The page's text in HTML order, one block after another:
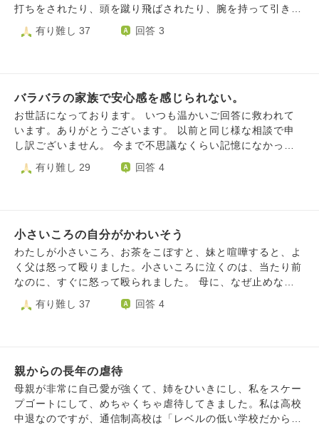
今からでも家を出れば良いのですが、私は発達障害で障害者
無く、仮にあったとしても障害者雇用の安い給料では一人暮
打ちをされたり、頭を蹴り飛ばされたり、腕を持って引きず
られたりしました。 良いことをすると睨まれ、あなたは本
当に悪い子ね、おまえは本当にダメだと言われたり。 40歳
かのように話してきます。「わたしたちは何もなくて平和よ
ね」だそうです。
有り難し 37 回答 3
バラバラの家族で安心感を感じられない。
お世話になっております。 いつも温かいご回答に救われて
います。ありがとうございます。 以前と同じ様な相談で申
し訳ございません。 今まで不思議なくらい記憶になかった
子供の頃のことを毎日思い出して辛いです。 母と父には感
謝しています。家族もみんな辛い思いをしていて大変だっ
ません。 母に豚と呼ばれたこと。叩かれたり蹴られたりし
たこと。包丁を持たされて、「私（母）を刺せ」と言われた
こと。 養育不全で子供の私を朝まで飲み屋に連れていった
り、500円玉を机に置いて頻繁に夜遊びに行っていたこと。
で、私をゲームセンターに何時間も放置したこと。 兄から
も小学一年生の頃性被害を受けたり、いろいろありました。
私は中学生で2年間の不登校になったり、その後も高校にも
通えず、ダメな人間になってしまいました。 唯一、18歳の
頃から在宅ワークを続けています。 今は家の家事も出来る
有り難し 29 回答 4
小さいころの自分がかわいそう
わたしが小さいころ、お茶をこぼすと、妹と喧嘩すると、よ
く父は怒って殴りました。小さいころに泣くのは、当たり前
なのに、すぐに怒って殴られました。 母に、なぜ止めなか
ったのかと、大人になって聞いたら、言葉では止めてたよ、
といい、いつものように父の悪口を言っていました。 ま
ります。 母といつもけんかをしています。 母は、わたしの
ことを、過干渉に接します。ひどい言葉もたくさん言いま
す。 わたしは、嫌になって、実家を出ました。 だけど、わ
たしの心の中の小さなわたしが、よく思い出して泣いていま
有り難し 37 回答 4
親からの長年の虐待
母親が非常に自己愛が強くて、姉をひいきにし、私をスケー
プゴートにして、めちゃくちゃ虐待してきました。私は高校
中退なのですが、通信制高校は「レベルの低い学校だから、